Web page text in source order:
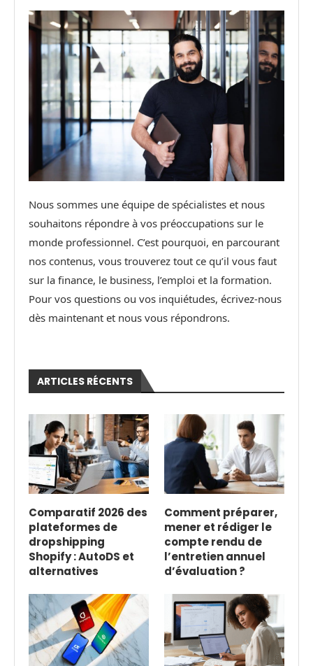
Nous sommes une équipe de spécialistes et nous
souhaitons répondre à vos préoccupations sur le
monde professionnel. C’est pourquoi, en parcourant
nos contenus, vous trouverez tout ce qu’il vous faut
sur la finance, le business, l’emploi et la formation.
Pour vos questions ou vos inquiétudes, écrivez-nous
dès maintenant et nous vous répondrons.
ARTICLES RÉCENTS
Comparatif 2026 des
plateformes de
dropshipping
Shopify : AutoDS et
alternatives
Comment préparer,
mener et rédiger le
compte rendu de
l’entretien annuel
d’évaluation ?